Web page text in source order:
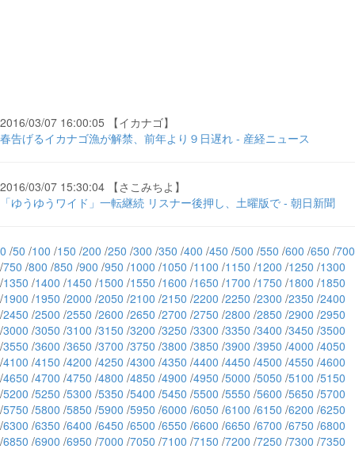
2016/03/07 16:00:05 【イカナゴ】
春告げるイカナゴ漁が解禁、前年より９日遅れ - 産経ニュース
2016/03/07 15:30:04 【さこみちよ】
「ゆうゆうワイド」一転継続 リスナー後押し、土曜版で - 朝日新聞
0 /50 /100 /150 /200 /250 /300 /350 /400 /450 /500 /550 /600 /650 /700
/750 /800 /850 /900 /950 /1000 /1050 /1100 /1150 /1200 /1250 /1300
/1350 /1400 /1450 /1500 /1550 /1600 /1650 /1700 /1750 /1800 /1850
/1900 /1950 /2000 /2050 /2100 /2150 /2200 /2250 /2300 /2350 /2400
/2450 /2500 /2550 /2600 /2650 /2700 /2750 /2800 /2850 /2900 /2950
/3000 /3050 /3100 /3150 /3200 /3250 /3300 /3350 /3400 /3450 /3500
/3550 /3600 /3650 /3700 /3750 /3800 /3850 /3900 /3950 /4000 /4050
/4100 /4150 /4200 /4250 /4300 /4350 /4400 /4450 /4500 /4550 /4600
/4650 /4700 /4750 /4800 /4850 /4900 /4950 /5000 /5050 /5100 /5150
/5200 /5250 /5300 /5350 /5400 /5450 /5500 /5550 /5600 /5650 /5700
/5750 /5800 /5850 /5900 /5950 /6000 /6050 /6100 /6150 /6200 /6250
/6300 /6350 /6400 /6450 /6500 /6550 /6600 /6650 /6700 /6750 /6800
/6850 /6900 /6950 /7000 /7050 /7100 /7150 /7200 /7250 /7300 /7350